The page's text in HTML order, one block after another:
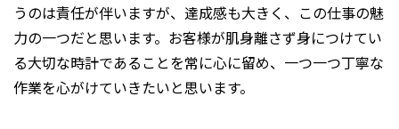
うのは責任が伴いますが、達成感も大きく、この仕事の魅
力の一つだと思います。お客様が肌身離さず身につけてい
る大切な時計であることを常に心に留め、一つ一つ丁寧な
作業を心がけていきたいと思います。